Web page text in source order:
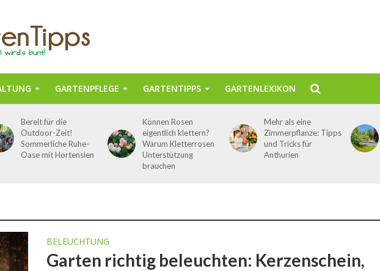
GARTENPFLEGE GARTENTIPPS GARTENLEXIKON
Bereit für die
Outdoor-Zeit!
Sommerliche Ruhe-
Oase mit Hortensien
Können Rosen
eigentlich klettern?
Warum Kletterrosen
Unterstützung
brauchen
Mehr als eine
Zimmerpflanze: Tipps
und Tricks für
Anthurien
BELEUCHTUNG
Garten richtig beleuchten: Kerzenschein,